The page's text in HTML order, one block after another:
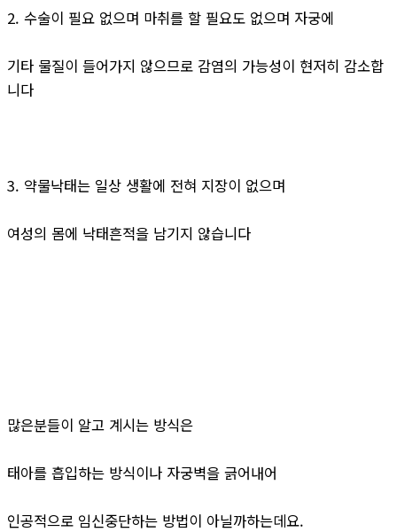
2. 수술이 필요 없으며 마취를 할 필요도 없으며 자궁에
기타 물질이 들어가지 않으므로 감염의 가능성이 현저히 감소합
니다
3. 약물낙태는 일상 생활에 전혀 지장이 없으며
여성의 몸에 낙태흔적을 남기지 않습니다
많은분들이 알고 계시는 방식은
태아를 흡입하는 방식이나 자궁벽을 긁어내어
인공적으로 임신중단하는 방법이 아닐까하는데요.